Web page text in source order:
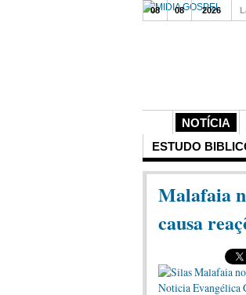
NOTÍCIA
ESTUDO
08 08 2026
Malafaia
causa